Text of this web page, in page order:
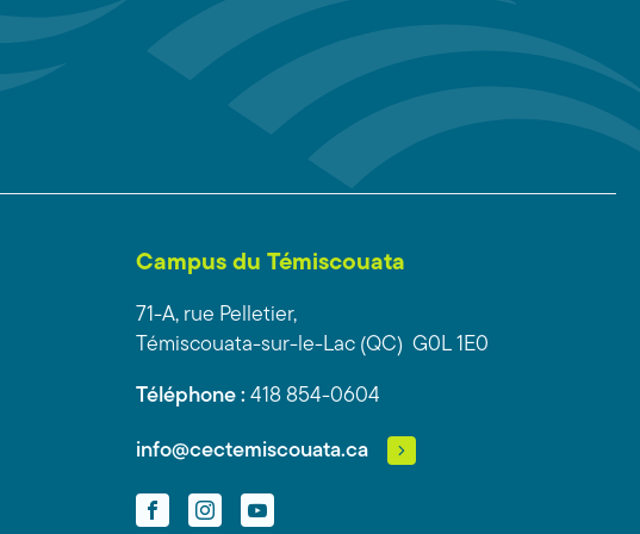
Campus du Témiscouata
71-A, rue Pelletier,
Témiscouata-sur-le-Lac (QC) G0L 1E0
Téléphone : 418 854-0604
info@cectemiscouata.ca
FacebookInstagramYouTube